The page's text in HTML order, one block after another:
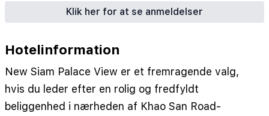
Klik her for at se anmeldelser
Hotelinformation
New Siam Palace View er et fremragende valg,
hvis du leder efter en rolig og fredfyldt
beliggenhed i nærheden af Khao San Road-